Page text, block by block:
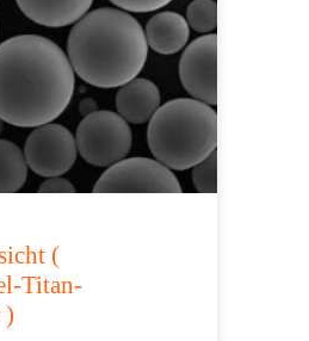
(
Titan-
)